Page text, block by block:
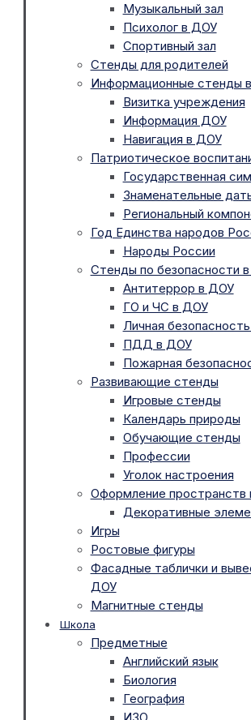
Музыкальный зал
Психолог в ДОУ
Спортивный зал
Стенды для родителей
Информационные стенды
Визитка учреждения
Информация ДОУ
Навигация в ДОУ
Патриотическое
Государственная
Знаменательные
Региональный
Год Единства народов
Народы России
Стенды по безопасности
Антитеррор в ДОУ
ГО и ЧС в ДОУ
Личная
ПДД в ДОУ
Пожарная
Развивающие стенды
Игровые стенды
Календарь природы
Обучающие стенды
Профессии
Уголок настроения
Оформление
Декоративные
Игры
Ростовые фигуры
Фасадные таблички и
ДОУ
Магнитные стенды
Школа
Предметные
Английский язык
Биология
География